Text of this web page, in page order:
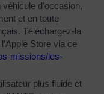
véhicule d’occasion,
et en toute
Téléchargez-la
Store via ce
missions/les-
plus fluide et